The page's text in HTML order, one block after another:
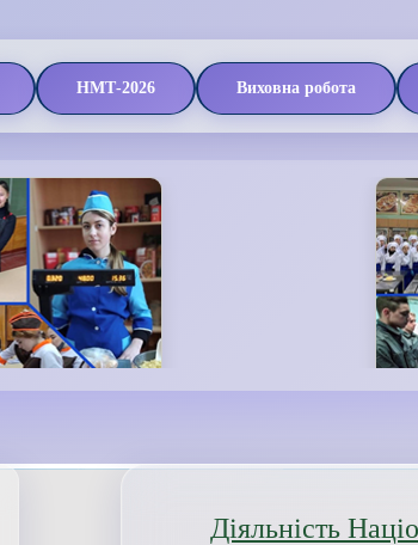
НМТ-2026 Виховна робота
Діяльність